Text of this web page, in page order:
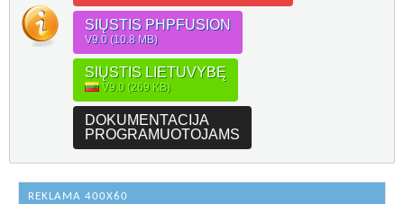
SIŲSTIS PHPFUSION
V9.0 (10.8 MB)
SIŲSTIS LIETUVYBĘ
V9.0 (269 KB)
DOKUMENTACIJA
PROGRAMUOTOJAMS
REKLAMA 400X60